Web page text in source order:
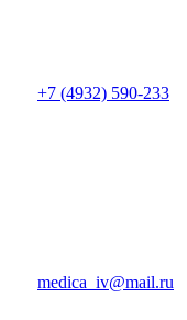
+7 (4932) 590-233
medica_iv@mail.ru